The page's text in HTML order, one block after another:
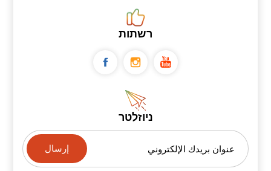
רשתות
ניוזלטר
عنوان بريدك الإلكتروني